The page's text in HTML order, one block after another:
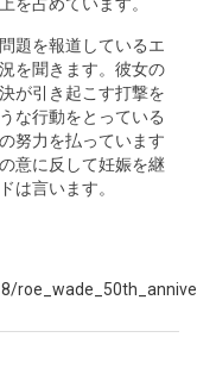
題を報道しているエ
を聞きます。彼女の
が引き起こす打撃を
な行動をとっている
努力を払っています
意に反して妊娠を継
は言います。